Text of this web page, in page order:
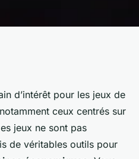
de gestion de
peut-il
de
d’intérêt pour les jeux de
ceux centrés sur
jeux ne sont pas
de véritables outils pour